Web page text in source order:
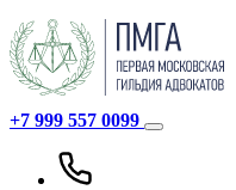
+7 999 557 0099